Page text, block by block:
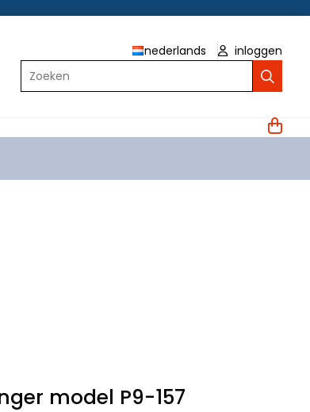
nederlands
inloggen
Zoeken
model P9-157